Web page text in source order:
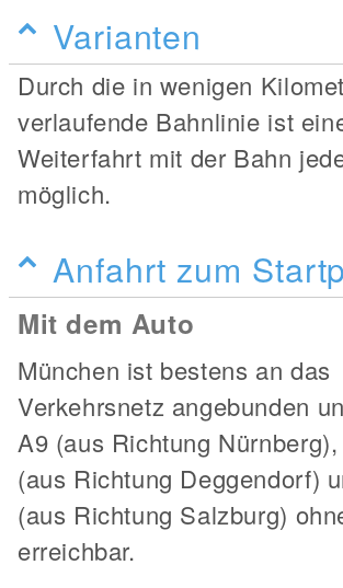
Varianten
Durch die in wenigen
verlaufende Bahnlinie ist
Weiterfahrt mit der Bahn
möglich.
Anfahrt zum
Mit dem Auto
München ist bestens an das
Verkehrsnetz angebunden
A9 (aus Richtung
(aus Richtung Deggendorf)
(aus Richtung Salzburg)
erreichbar.